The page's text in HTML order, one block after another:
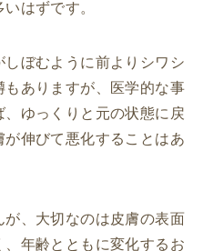
はずです。
しぼむように前よりシワシ
ありますが、医学的な事
ゆっくりと元の状態に戻
伸びて悪化することはあ
、大切なのは皮膚の表面
年齢とともに変化するお